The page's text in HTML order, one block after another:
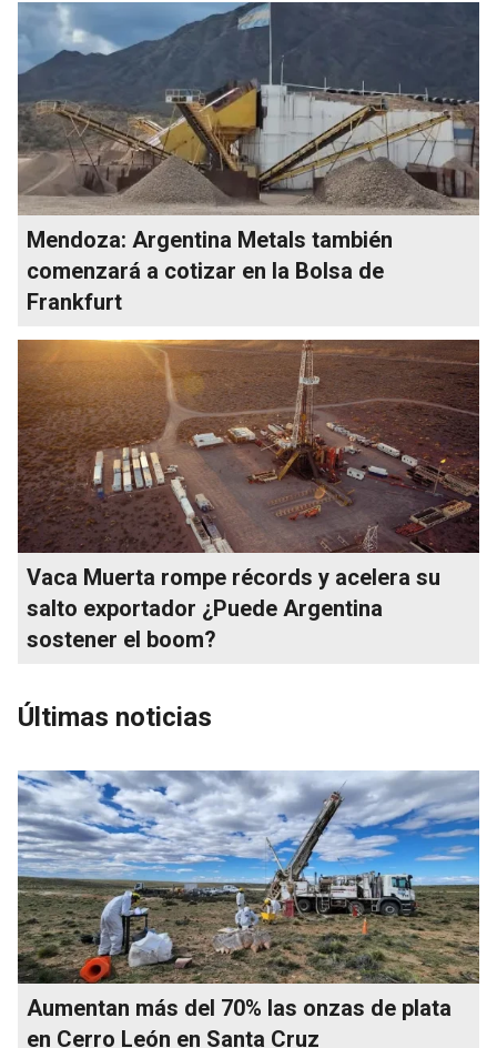
Mendoza: Argentina Metals también
comenzará a cotizar en la Bolsa de
Frankfurt
Vaca Muerta rompe récords y acelera su
salto exportador ¿Puede Argentina
sostener el boom?
Últimas noticias
Aumentan más del 70% las onzas de plata
en Cerro León en Santa Cruz